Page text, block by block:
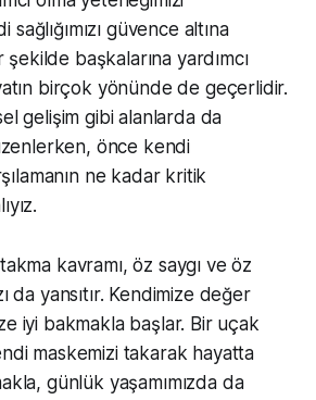
sağlığımızı güvence altına
başkalarına yardımcı
birçok yönünde de geçerlidir.
gelişim gibi alanlarda da
önce kendi
ne kadar kritik
kavramı, öz saygı ve öz
da yansıtır. Kendimize değer
iyi bakmakla başlar. Bir uçak
maskemizi takarak hayatta
günlük yaşamımızda da